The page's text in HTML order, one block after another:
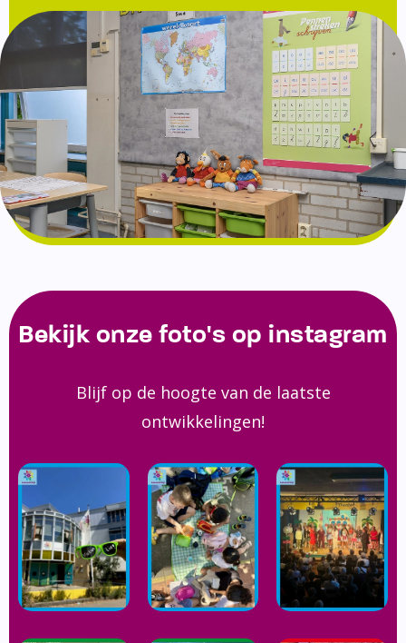
Bekijk onze foto's op instagram
Blijf op de hoogte van de laatste
ontwikkelingen!